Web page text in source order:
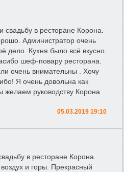
в ресторане Корона.
Администратор очень
дело. Кухня было всё вкусно.
шеф-повару ресторана.
очень внимательны . Хочу
Я очень довольна как
руководству Корона
05.03.2019 19:10
в ресторане Корона.
и горы. Прекрасный